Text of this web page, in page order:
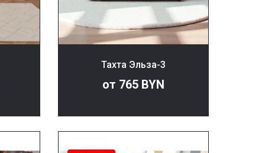
Тахта Эльза-3
от 765 BYN